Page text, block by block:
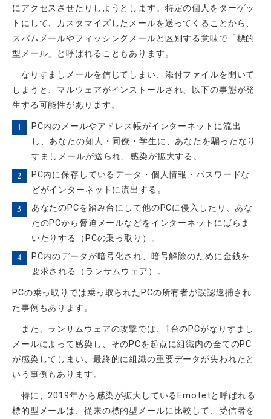
にアクセスさせたりしようとします。特定の個人をターゲッ
トにして、カスタマイズしたメールを送ってくることから、
スパムメールやフィッシングメールと区別する意味で「標的
型メール」と呼ばれることもあります。
なりすましメールを信じてしまい、添付ファイルを開いて
しまうと、マルウェアがインストールされ、以下の事態が発
生する可能性があります。
PC内のメールやアドレス帳がインターネットに流出
し、あなたの知人・同僚・学生に、あなたを騙ったなり
すましメールが送られ、感染が拡大する。
PC内に保存しているデータ・個人情報・パスワードな
どがインターネットに流出する。
あなたのPCを踏み台にして他のPCに侵入したり、あな
たのPCから脅迫メールなどをインターネットにばらま
いたりする（PCの乗っ取り）。
PC内のデータが暗号化され、暗号解除のために金銭を
要求される（ランサムウェア）。
PCの乗っ取りでは乗っ取られたPCの所有者が誤認逮捕され
た事例もあります。
また、ランサムウェアの攻撃では、1台のPCがなりすまし
メールによって感染し、そのPCを起点に組織内の全てのPC
が感染してしまい、最終的に組織の重要データが失われたと
いう事例もあります。
特に、2019年から感染が拡大しているEmotetと呼ばれる
標的型メールは、従来の標的型メールに比較して、受信者を